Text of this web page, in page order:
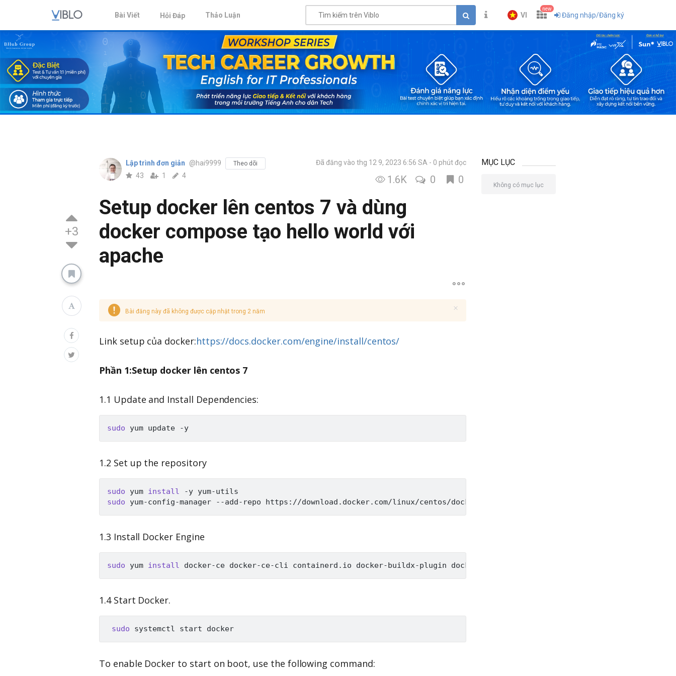
Bài Viết Hỏi Đáp Thảo Luận VI
new
Đăng nhập/Đăng ký
+3
Lập trình đơn giản @hai9999 Theo dõi
43 1 4
Đã đăng vào thg 12 9, 2023 6:56 SA 0 phút đọc
1.6K 0 0
Setup docker lên centos 7 và dùng
docker compose tạo hello world với
apache
Bài đăng này đã không được cập nhật trong 2 năm
Link setup của docker:https://docs.docker.com/engine/install/centos/
Phần 1:Setup docker lên centos 7
1.1 Update and Install Dependencies:
sudo
1.2 Set up the repository
sudo yum install
sudo
1.3 Install Docker Engine
sudo yum install
1.4 Start Docker.
sudo
To enable Docker to start on boot, use the following command:
MỤC LỤC
Không có mục lục